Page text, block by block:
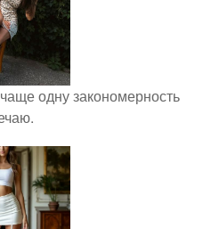
одну закономерность